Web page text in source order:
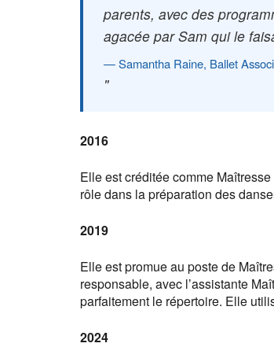
parents, avec des
agacée par Sam qui le
Samantha Raine, Ballet
2016
Elle est créditée comme
rôle dans la préparation des
2019
Elle est promue au poste de
responsable, avec l’assistante
parfaitement le répertoire. Elle
2024